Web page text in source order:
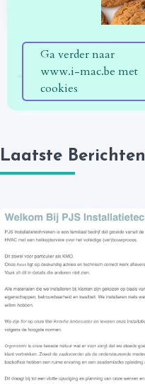
...
Ga verder naar
www.i-mac.be met
cookies
Laatste Berichten